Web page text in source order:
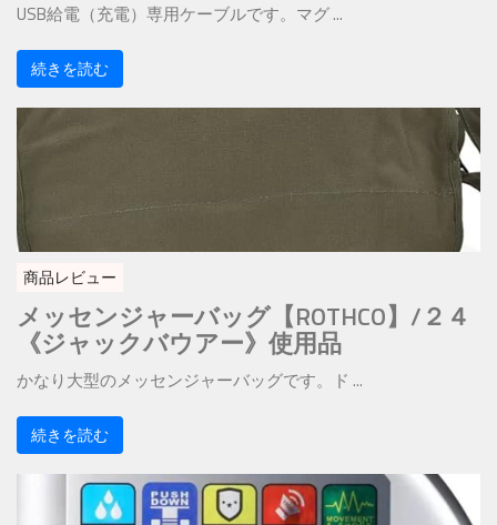
USB給電（充電）専用ケーブルです。マグ ...
続きを読む
商品レビュー
メッセンジャーバッグ【ROTHCO】/２４
《ジャックバウアー》使用品
かなり大型のメッセンジャーバッグです。ド ...
続きを読む